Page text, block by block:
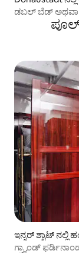
ಡಬಲ್ ಬೆಡ್ ಅಥವಾ
ಇನ್ನರ್ ಶ್ಟಾಟ್
ಗ್ರ್ಯಾಂಡ್